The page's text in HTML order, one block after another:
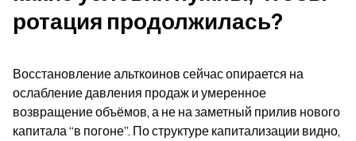
ротация продолжилась?
Восстановление альткоинов сейчас опирается на
ослабление давления продаж и умеренное
возвращение объёмов, а не на заметный прилив нового
капитала “в погоне”. По структуре капитализации видно,